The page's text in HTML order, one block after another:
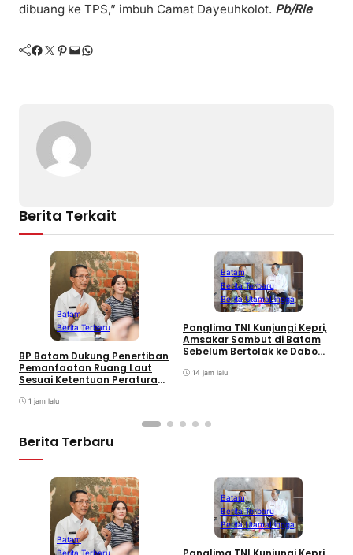
dibuang ke TPS,” imbuh Camat Dayeuhkolot. Pb/Rie
Facebook Twitter Pinterest Mail WhatsApp
Berita Terkait
Batam
Berita Terbaru
BP Batam Dukung Penertiban
Pemanfaatan Ruang Laut
Sesuai Ketentuan Peraturan
1 jam lalu
Batam
Berita Terbaru
Berita UtamaLingga
Panglima TNI Kunjungi Kepri,
Amsakar Sambut di Batam
Sebelum Bertolak ke Dabo
14 jam lalu
Berita Terbaru
Batam
Berita Terbaru
Batam
Berita Terbaru
Berita UtamaLingga